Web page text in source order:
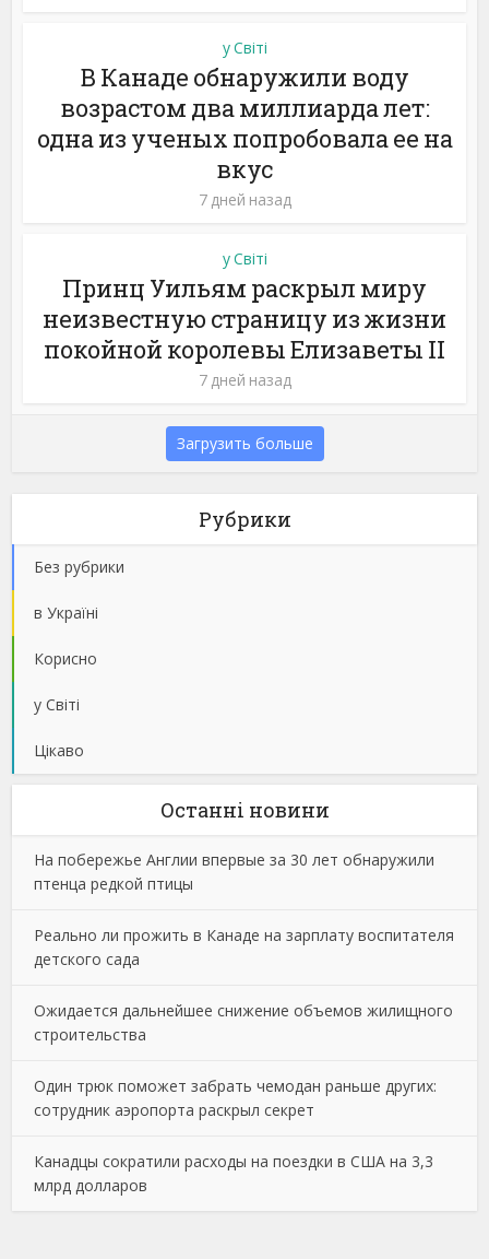
у Світі
В Канаде обнаружили воду
возрастом два миллиарда лет:
одна из ученых попробовала ее на
вкус
7 дней назад
у Світі
Принц Уильям раскрыл миру
неизвестную страницу из жизни
покойной королевы Елизаветы II
7 дней назад
Загрузить больше
Рубрики
Без рубрики
в Україні
Корисно
у Світі
Цікаво
Останнi новини
На побережье Англии впервые за 30 лет обнаружили
птенца редкой птицы
Реально ли прожить в Канаде на зарплату воспитателя
детского сада
Ожидается дальнейшее снижение объемов жилищного
строительства
Один трюк поможет забрать чемодан раньше других:
сотрудник аэропорта раскрыл секрет
Канадцы сократили расходы на поездки в США на 3,3
млрд долларов